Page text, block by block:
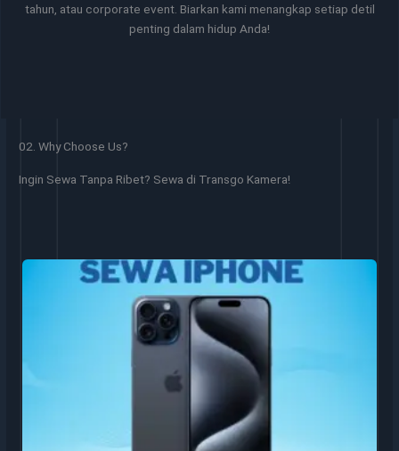
tahun, atau corporate event. Biarkan kami menangkap setiap detil
penting dalam hidup Anda!
02. Why Choose Us?
Ingin Sewa Tanpa Ribet? Sewa di Transgo Kamera!